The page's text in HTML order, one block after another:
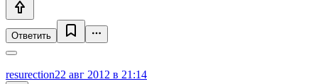
Ответить
resurection22 авг 2012 в 21:14